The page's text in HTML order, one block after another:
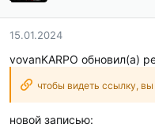
15.01.2024
vovanKARPO обновил(а)
чтобы видеть ссылку,
новой записью: